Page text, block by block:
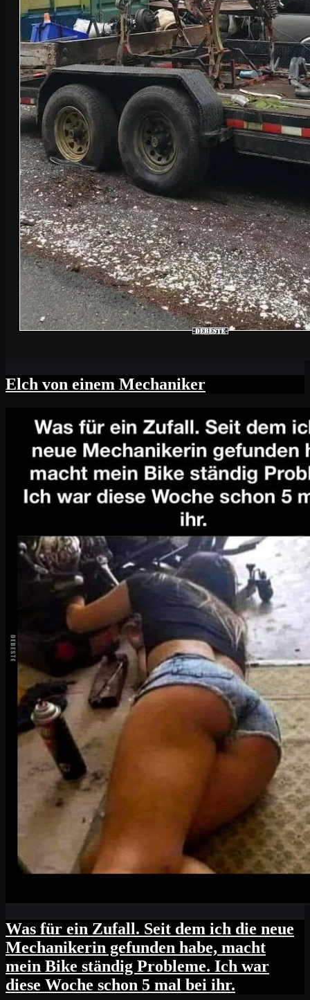
Elch von einem Mechaniker
Was für ein Zufall. Seit dem ich die neue
Mechanikerin gefunden habe, macht
mein Bike ständig Probleme. Ich war
diese Woche schon 5 mal bei ihr.